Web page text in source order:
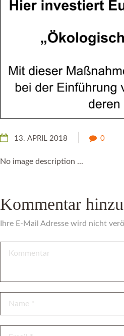
13. APRIL 2018 0
No image description ...
Kommentar
Ihre E-Mail Adresse wird nicht